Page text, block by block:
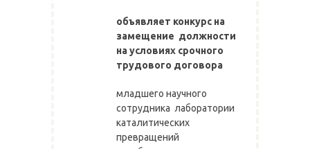
объявляет конкурс на
замещение должности
на условиях срочного
трудового договора
младшего научного
сотрудника лаборатории
каталитических
превращений